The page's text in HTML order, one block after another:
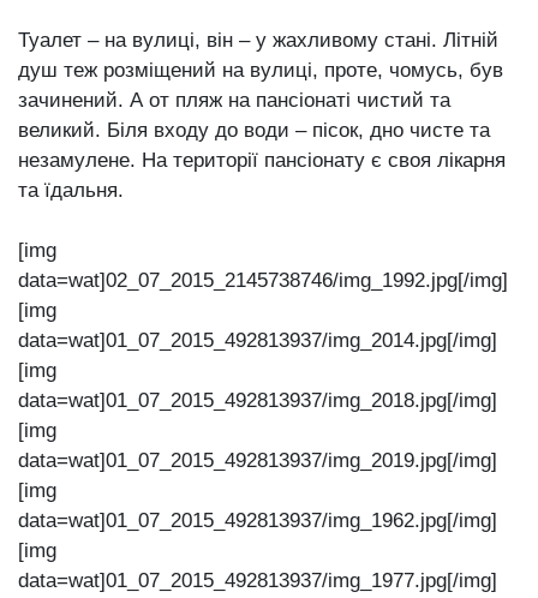
Туалет – на вулиці, він – у жахливому стані. Літній
душ теж розміщений на вулиці, проте, чомусь, був
зачинений. А от пляж на пансіонаті чистий та
великий. Біля входу до води – пісок, дно чисте та
незамулене. На території пансіонату є своя лікарня
та їдальня.
[img
data=wat]02_07_2015_2145738746/img_1992.jpg[/img]
[img
data=wat]01_07_2015_492813937/img_2014.jpg[/img]
[img
data=wat]01_07_2015_492813937/img_2018.jpg[/img]
[img
data=wat]01_07_2015_492813937/img_2019.jpg[/img]
[img
data=wat]01_07_2015_492813937/img_1962.jpg[/img]
[img
data=wat]01_07_2015_492813937/img_1977.jpg[/img]